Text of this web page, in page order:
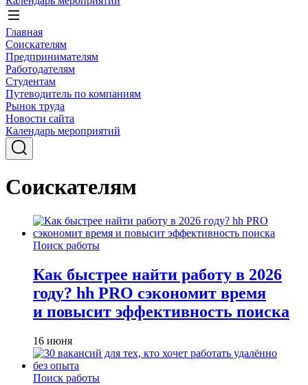
Главная
Соискателям
Предпринимателям
Работодателям
Студентам
Путеводитель по компаниям
Рынок труда
Новости сайта
Календарь мероприятий
Соискателям
Поиск работы
Как быстрее найти работу в 2026
году? hh PRO сэкономит время
и повысит эффективность поиска
16 июня
Поиск работы